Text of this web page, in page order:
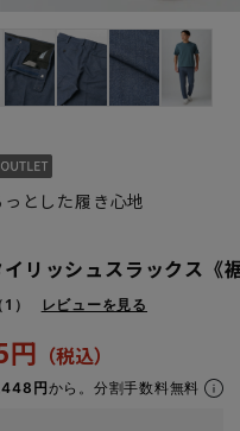
とした履き心地
リッシュスラックス《
（1） レビューを見る
円
円から。分割手数料無料